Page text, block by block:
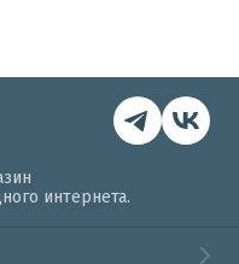
интернета.